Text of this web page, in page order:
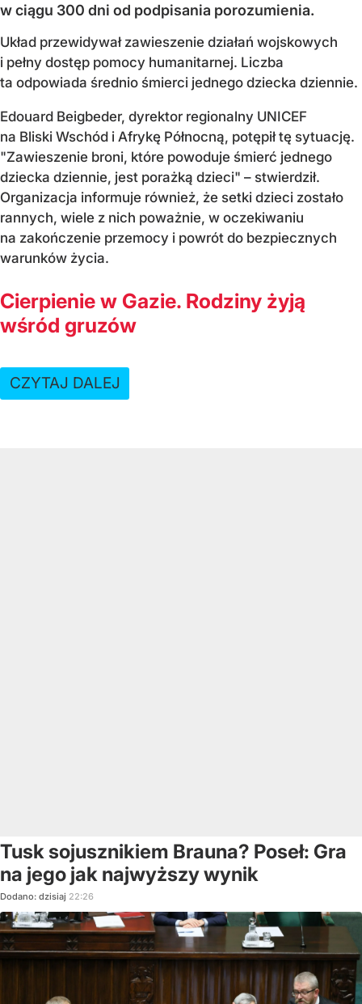
w ciągu 300 dni od podpisania porozumienia.
Układ przewidywał zawieszenie działań wojskowych
i pełny dostęp pomocy humanitarnej. Liczba
ta odpowiada średnio śmierci jednego dziecka dziennie.
Edouard Beigbeder, dyrektor regionalny UNICEF
na Bliski Wschód i Afrykę Północną, potępił tę sytuację.
"Zawieszenie broni, które powoduje śmierć jednego
dziecka dziennie, jest porażką dzieci" – stwierdził.
Organizacja informuje również, że setki dzieci zostało
rannych, wiele z nich poważnie, w oczekiwaniu
na zakończenie przemocy i powrót do bezpiecznych
warunków życia.
Cierpienie w Gazie. Rodziny żyją
wśród gruzów
CZYTAJ DALEJ
Tusk sojusznikiem Brauna? Poseł: Gra
na jego jak najwyższy wynik
Dodano: dzisiaj 22:26